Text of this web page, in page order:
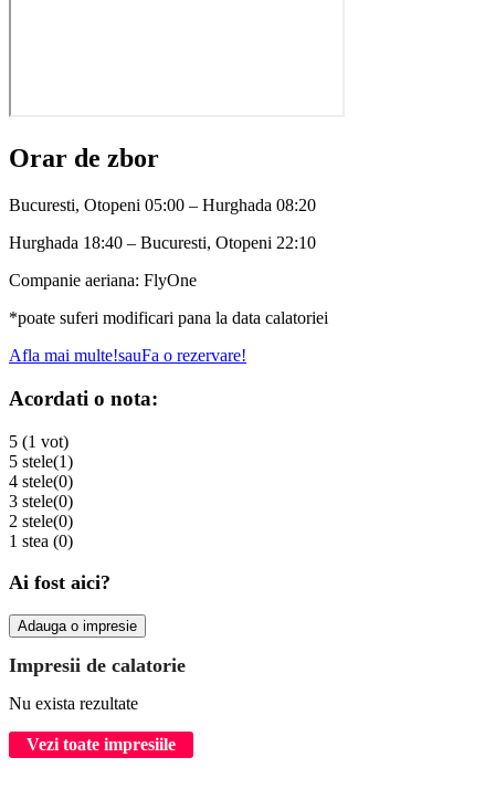
Orar de zbor
Bucuresti, Otopeni 05:00 – Hurghada 08:20
Hurghada 18:40 – Bucuresti, Otopeni 22:10
Companie aeriana: FlyOne
*poate suferi modificari pana la data calatoriei
Afla mai multe!sauFa o rezervare!
Acordati o nota:
5 (1 vot)
5 stele(1)
4 stele(0)
3 stele(0)
2 stele(0)
1 stea (0)
Ai fost aici?
Adauga o impresie
Impresii de calatorie
Nu exista rezultate
Vezi toate impresiile